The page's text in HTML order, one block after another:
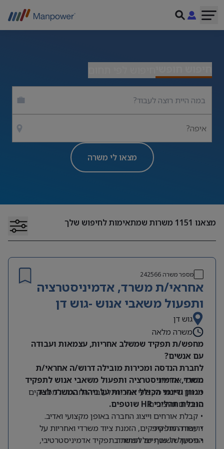
איפה?
מצאו לי משרה
מצאנו 1151 משרות שמתאימות לחיפוש שלך
מספר משרה242566
אחראי/ת משרד, אדמיניסטרציה
ותפעול משאבי אנוש -גוש דן
גוש דן
משרה מלאה
מחפש/ת תפקיד שמשלב אחריות, עצמאות ועבודה
עם אנשים?
לחברת הנדסה ומכירות מובילה דרוש/ה אחראי/ת
משרד, אדמיניסטרציה ותפעול משאבי אנוש לתפקיד
מגוון ודינמי הכולל אחריות על ניהול המשרד לצד
הובלת תהליכי HR שוטפים.
תחומי אחריות:
• מתן שירות מקצועי ואיכותי לעובדי החברה ולממשקים
פנימיים וחיצוניים.
• קבלת אורחים וייצוג החברה באופן מקצועי ואדיב.
• עבודה מול ספקים, הזמנת ציוד משרדי ואחריות על
התפעול השוטף של המשרד.
דרישות התפקיד:
• ניסיון של שנתיים לפחות בתפקיד אדמיניסטרטיבי,